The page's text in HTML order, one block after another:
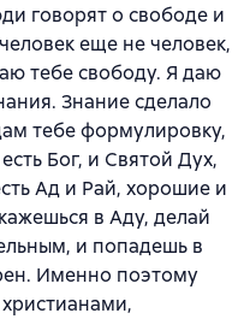
говорят о свободе и
еще не человек,
тебе свободу. Я даю
Знание сделало
тебе формулировку,
Бог, и Святой Дух,
Ад и Рай, хорошие и
в Аду, делай
и попадешь в
Именно поэтому